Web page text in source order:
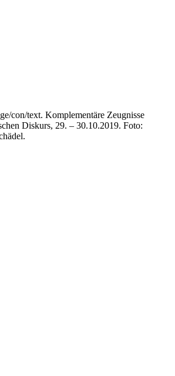
con/text. Komplementäre Zeugnisse
Diskurs, 29. – 30.10.2019. Foto: